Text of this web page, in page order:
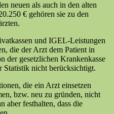
neuen als auch in den alten
€ gehören sie zu den
und IGEL-Leistungen
die der Arzt dem Patient in
der gesetzlichen Krankenkasse
Statistik nicht berücksichtigt.
die ein Arzt einsetzen
bzw. neu zu gründen, nicht
aber festhalten, dass die